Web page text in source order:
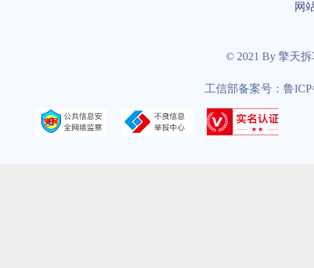
网
© 2021 By 擎天
工信部备案号：鲁